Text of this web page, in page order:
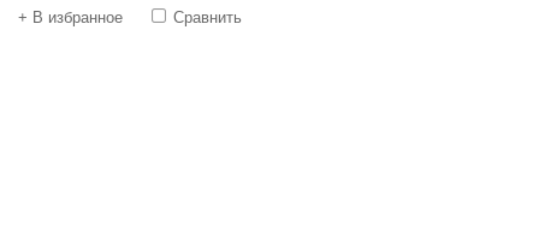
+ В избранное
Сравнить